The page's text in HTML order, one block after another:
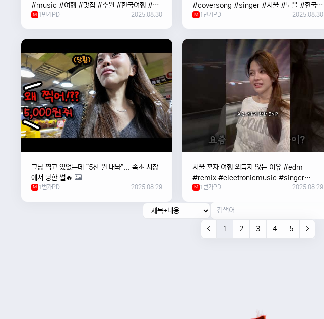
#music #여행 #맛집 #수원 #한국여행 #베
트남여자 #혼자여행
M 1번가PD 2025.08.30
#coversong #singer #서울 #노을 #한국
#한강
M 1번가PD 2025.08.30
그냥 찍고 있었는데 “5천 원 내놔”... 속초 시장
에서 당한 썰🔥
M 1번가PD 2025.08.29
서울 혼자 여행 외릅지 않는 이유 #edm
#remix #electronicmusic #singer
#newmusic #music #여행 #trending
M 1번가PD 2025.08.29
1 2 3 4 5